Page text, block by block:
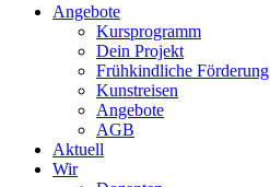
Angebote
Kursprogramm
Dein Projekt
Frühkindliche Förderung
Kunstreisen
Angebote
AGB
Aktuell
Wir